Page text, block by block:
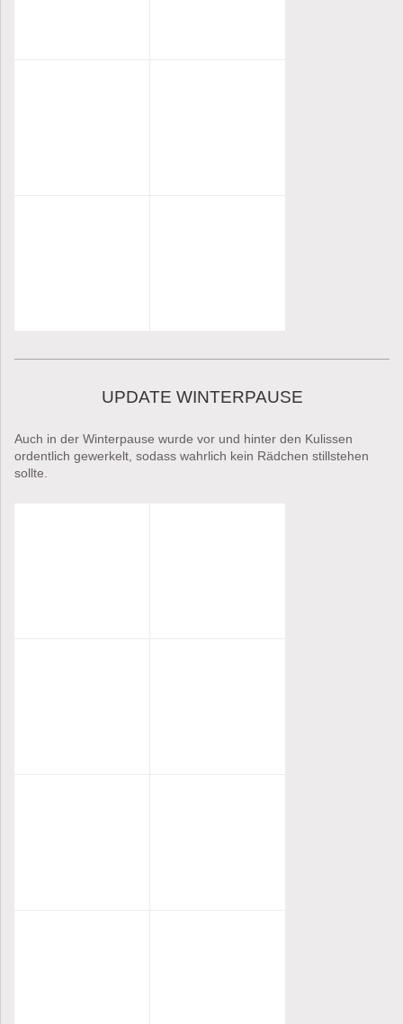
UPDATE WINTERPAUSE
Auch in der Winterpause wurde vor und hinter den Kulissen
ordentlich gewerkelt, sodass wahrlich kein Rädchen stillstehen
sollte.